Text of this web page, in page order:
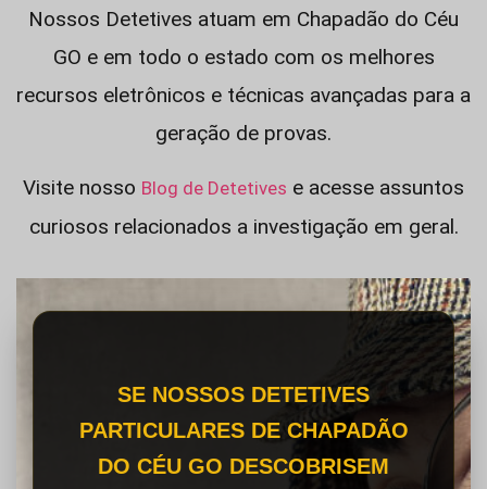
Nossos Detetives atuam em Chapadão do Céu
GO e em todo o estado com os melhores
recursos eletrônicos e técnicas avançadas para a
geração de provas.
Visite nosso Blog de Detetives e acesse assuntos
curiosos relacionados a investigação em geral.
SE NOSSOS DETETIVES
PARTICULARES DE CHAPADÃO
DO CÉU GO DESCOBRISEM